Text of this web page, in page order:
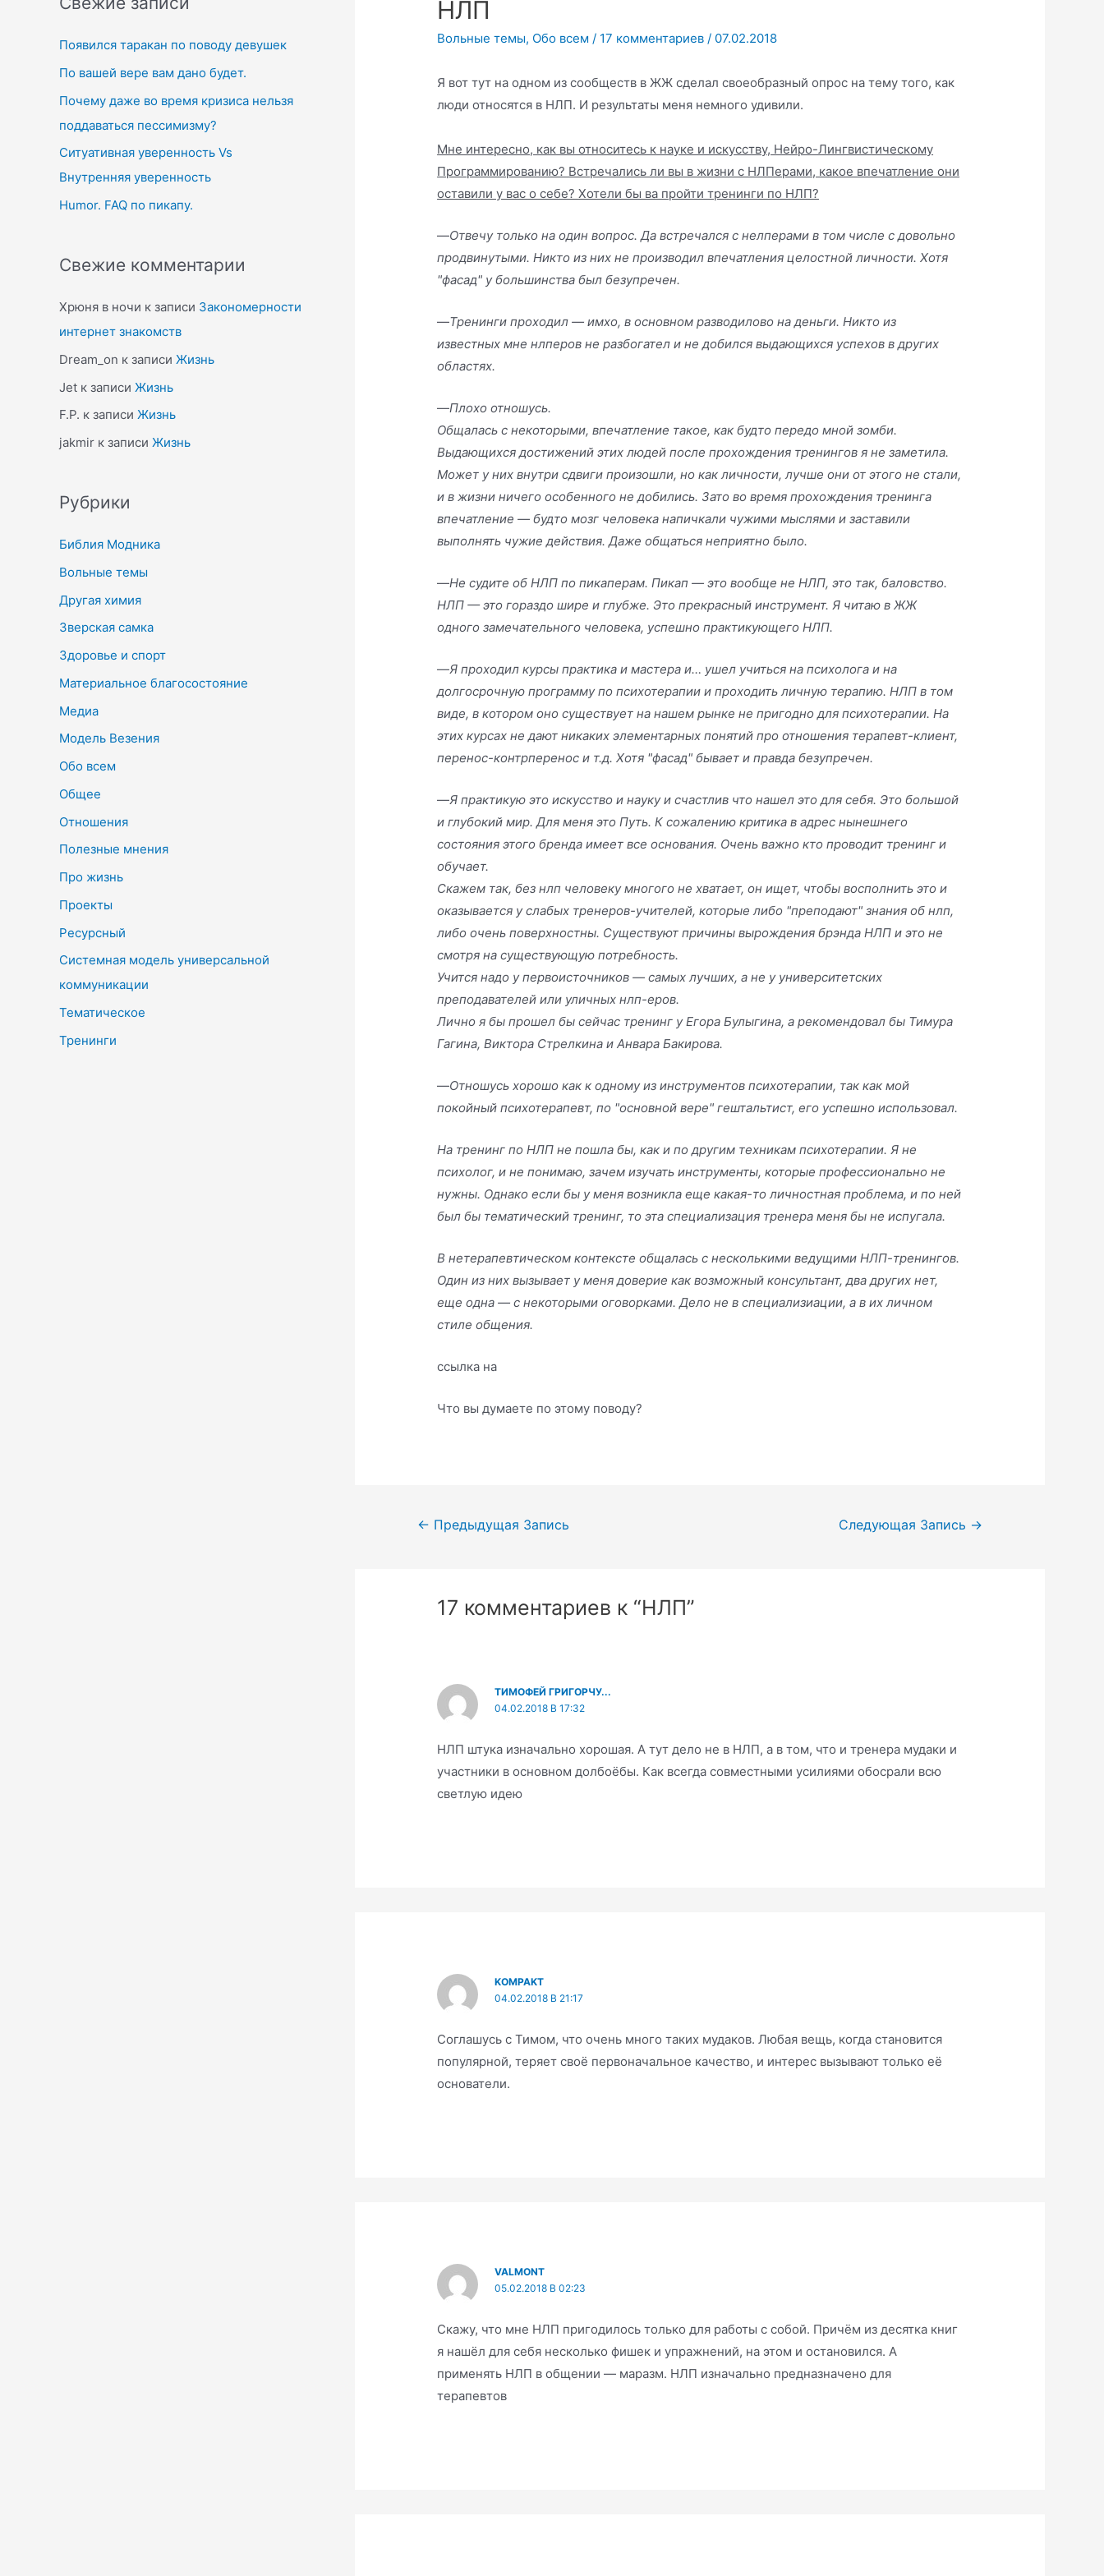
h
f
o
r
:
Появился таракан по поводу девушек
По вашей вере вам дано будет.
Почему даже во время кризиса нельзя
поддаваться пессимизму?
Ситуативная уверенность Vs
Внутренняя уверенность
Humor. FAQ по пикапу.
Свежие комментарии
Хрюня в ночи к записи Закономерности
интернет знакомств
Dream_on к записи Жизнь
Jet к записи Жизнь
F.P. к записи Жизнь
jakmir к записи Жизнь
Рубрики
Библия Модника
Вольные темы
Другая химия
Зверская самка
Здоровье и спорт
Материальное благосостояние
Медиа
Модель Везения
Обо всем
Общее
Отношения
Полезные мнения
Про жизнь
Проекты
Ресурсный
Системная модель универсальной
коммуникации
Тематическое
Тренинги
НЛП
Вольные темы, Обо всем / 17 комментариев / 07.02.2018
Я вот тут на одном из сообществ в ЖЖ сделал своеобразный опрос на тему того, как
люди относятся в НЛП. И результаты меня немного удивили.
Мне интересно, как вы относитесь к науке и искусству, Нейро-Лингвистическому
Программированию? Встречались ли вы в жизни с НЛПерами, какое впечатление они
оставили у вас о себе? Хотели бы ва пройти тренинги по НЛП?
—Отвечу только на один вопрос. Да встречался с нелперами в том числе с довольно
продвинутыми. Никто из них не производил впечатления целостной личности. Хотя
"фасад" у большинства был безупречен.
—Тренинги проходил — имхо, в основном разводилово на деньги. Никто из
известных мне нлперов не разбогател и не добился выдающихся успехов в других
областях.
—Плохо отношусь.
Общалась с некоторыми, впечатление такое, как будто передо мной зомби.
Выдающихся достижений этих людей после прохождения тренингов я не заметила.
Может у них внутри сдвиги произошли, но как личности, лучше они от этого не стали,
и в жизни ничего особенного не добились. Зато во время прохождения тренинга
впечатление — будто мозг человека напичкали чужими мыслями и заставили
выполнять чужие действия. Даже общаться неприятно было.
—Не судите об НЛП по пикаперам. Пикап — это вообще не НЛП, это так, баловство.
НЛП — это гораздо шире и глубже. Это прекрасный инструмент. Я читаю в ЖЖ
одного замечательного человека, успешно практикующего НЛП.
—Я проходил курсы практика и мастера и… ушел учиться на психолога и на
долгосрочную программу по психотерапии и проходить личную терапию. НЛП в том
виде, в котором оно существует на нашем рынке не пригодно для психотерапии. На
этих курсах не дают никаких элементарных понятий про отношения терапевт-клиент,
перенос-контрперенос и т.д. Хотя "фасад" бывает и правда безупречен.
—Я практикую это искусство и науку и счастлив что нашел это для себя. Это большой
и глубокий мир. Для меня это Путь. К сожалению критика в адрес нынешнего
состояния этого бренда имеет все основания. Очень важно кто проводит тренинг и
обучает.
Скажем так, без нлп человеку многого не хватает, он ищет, чтобы восполнить это и
оказывается у слабых тренеров-учителей, которые либо "преподают" знания об нлп,
либо очень поверхностны. Существуют причины вырождения брэнда НЛП и это не
смотря на существующую потребность.
Учится надо у первоисточников — самых лучших, а не у университетских
преподавателей или уличных нлп-еров.
Лично я бы прошел бы сейчас тренинг у Егора Булыгина, а рекомендовал бы Тимура
Гагина, Виктора Стрелкина и Анвара Бакирова.
—Отношусь хорошо как к одному из инструментов психотерапии, так как мой
покойный психотерапевт, по "основной вере" гештальтист, его успешно использовал.
На тренинг по НЛП не пошла бы, как и по другим техникам психотерапии. Я не
психолог, и не понимаю, зачем изучать инструменты, которые профессионально не
нужны. Однако если бы у меня возникла еще какая-то личностная проблема, и по ней
был бы тематический тренинг, то эта специализация тренера меня бы не испугала.
В нетерапевтическом контексте общалась с несколькими ведущими НЛП-тренингов.
Один из них вызывает у меня доверие как возможный консультант, два других нет,
еще одна — с некоторыми оговорками. Дело не в специализиации, а в их личном
стиле общения.
ссылка на
Что вы думаете по этому поводу?
Навигация
← Предыдущая Запись Следующая Запись →
17 комментариев к “НЛП”
ТИМОФЕЙ ГРИГОРЧУ...
04.02.2018 В 17:32
НЛП штука изначально хорошая. А тут дело не в НЛП, а в том, что и тренера мудаки и
участники в основном долбоёбы. Как всегда совместными усилиями обосрали всю
светлую идею
KOMPAKT
04.02.2018 В 21:17
Соглашусь с Тимом, что очень много таких мудаков. Любая вещь, когда становится
популярной, теряет своё первоначальное качество, и интерес вызывают только её
основатели.
VALMONT
05.02.2018 В 02:23
Скажу, что мне НЛП пригодилось только для работы с собой. Причём из десятка книг
я нашёл для себя несколько фишек и упражнений, на этом и остановился. А
применять НЛП в общении — маразм. НЛП изначально предназначено для
терапевтов